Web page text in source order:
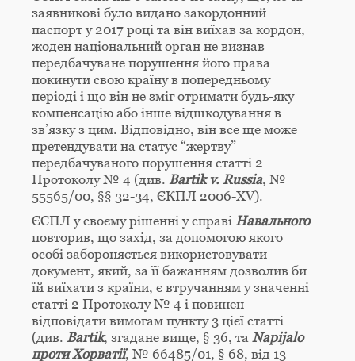
заявникові було видано закордонний
паспорт у 2017 році та він виїхав за кордон,
жоден національний орган не визнав
передбачуване порушення його права
покинути свою країну в попередньому
періоді і що він не зміг отримати будь-яку
компенсацію або інше відшкодування в
зв’язку з цим. Відповідно, він все ще може
претендувати на статус “жертву”
передбачуваного порушення статті 2
Протоколу № 4 (див. Bartik v. Russia, №
55565/00, §§ 32-34, ЄКПЛ 2006-XV).
ЄСПЛ у своєму рішенні у справі Навального
повторив, що захід, за допомогою якого
особі забороняється використовувати
документ, який, за її бажанням дозволив би
їй виїхати з країни, є втручанням у значенні
статті 2 Протоколу № 4 і повинен
відповідати вимогам пункту 3 цієї статті
(див. Bartik, згадане вище, § 36, та Napijalo
проти Хорватії, № 66485/01, § 68, від 13